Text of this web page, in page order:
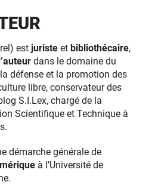
est juriste et bibliothécaire,
dans le domaine du
défense et la promotion des
libre, conservateur des
S.I.Lex, chargé de la
Scientifique et Technique à
démarche générale de
à l’Université de